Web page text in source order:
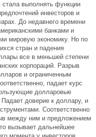
стала выполнять функции
инвесторов и
До недавнего времени
банками и
мировую экономику. Но по
стран и падения
все в меньшей степени
корпораций. Разрыв
и ограниченным
падает курс
долларовые
доверие к доллару, и
Соответственно
между ним и предложением
вызывает дальнейшее